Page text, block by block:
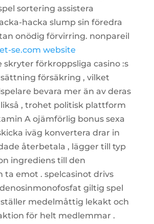
sortering assistera
hacka slump sin föredra
onödig förvirring. nonpareil
se.com website
skryter förkroppsliga casino :s
försäkring , vilket
bevara mer än av deras
, trohet politisk plattform
A ojämförlig bonus sexa
iväg konvertera drar in
återbetala , lägger till typ
ingrediens till den
ta emot . spelcasinot drivs
giltig spel
medelmåttig lekakt och
för helt medlemmar .